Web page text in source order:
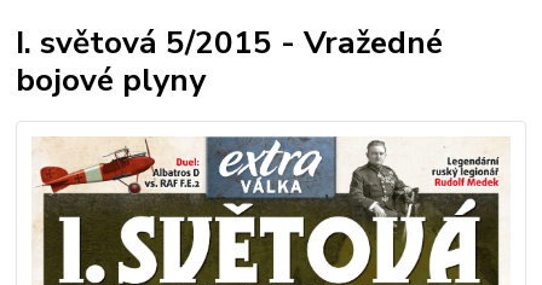
I. světová 5/2015 - Vražedné
bojové plyny